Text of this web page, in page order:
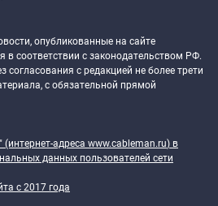
опубликованные на сайте
в соответствии с законодательством РФ.
согласования с редакцией не более трети
с обязательной прямой
адреса www.cableman.ru) в
данных пользователей сети
c 2017 года